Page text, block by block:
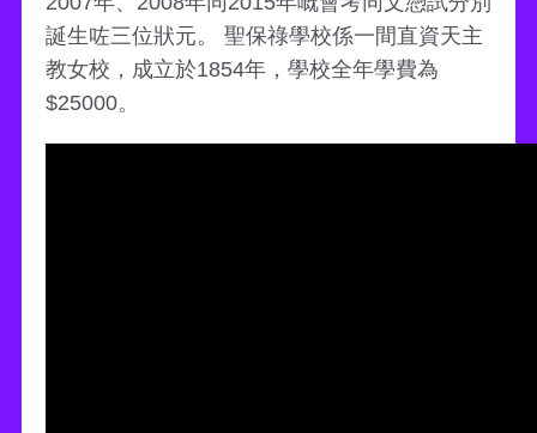
誕生咗三位狀元。 聖保祿學校係一間直資天主
教女校，成立於1854年，學校全年學費為
$25000。